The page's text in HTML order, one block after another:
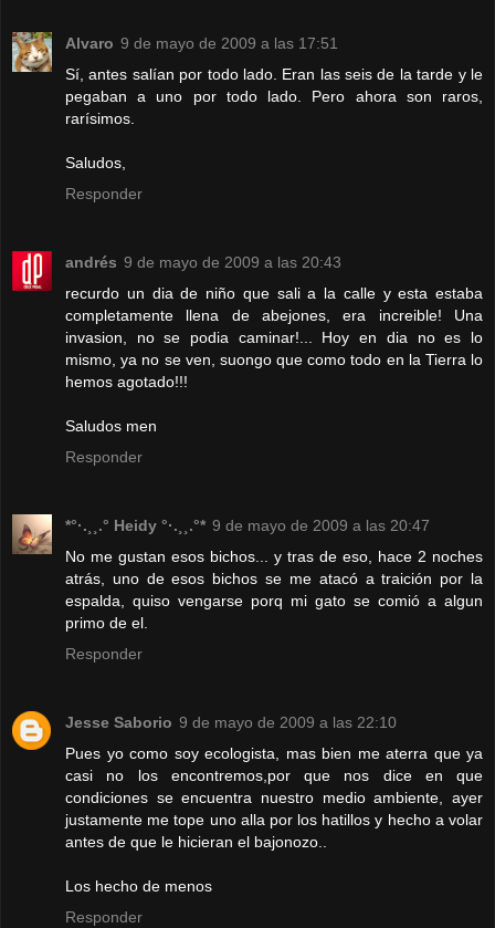
Alvaro 9 de mayo de 2009 a las 17:51
Sí, antes salían por todo lado. Eran las seis de la tarde y le
pegaban a uno por todo lado. Pero ahora son raros,
rarísimos.
Saludos,
Responder
andrés 9 de mayo de 2009 a las 20:43
recurdo un dia de niño que sali a la calle y esta estaba
completamente llena de abejones, era increible! Una
invasion, no se podia caminar!... Hoy en dia no es lo
mismo, ya no se ven, suongo que como todo en la Tierra lo
hemos agotado!!!
Saludos men
Responder
*°·.¸¸.° Heidy °·.¸¸.°* 9 de mayo de 2009 a las 20:47
No me gustan esos bichos... y tras de eso, hace 2 noches
atrás, uno de esos bichos se me atacó a traición por la
espalda, quiso vengarse porq mi gato se comió a algun
primo de el.
Responder
Jesse Saborio 9 de mayo de 2009 a las 22:10
Pues yo como soy ecologista, mas bien me aterra que ya
casi no los encontremos,por que nos dice en que
condiciones se encuentra nuestro medio ambiente, ayer
justamente me tope uno alla por los hatillos y hecho a volar
antes de que le hicieran el bajonozo..
Los hecho de menos
Responder